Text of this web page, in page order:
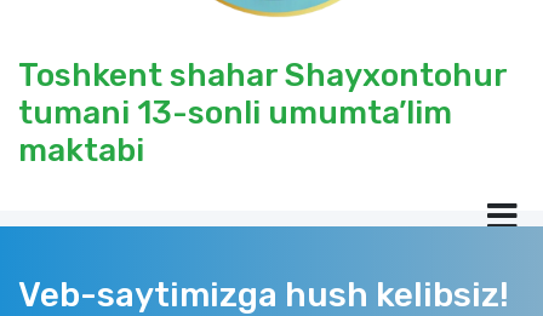
Toshkent shahar Shayxontohur
tumani 13-sonli umumta’lim
maktabi
Veb-saytimizga hush kelibsiz!